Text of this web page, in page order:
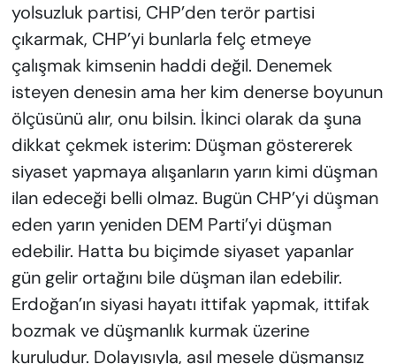
yolsuzluk partisi, CHP’den terör partisi
çıkarmak, CHP’yi bunlarla felç etmeye
çalışmak kimsenin haddi değil. Denemek
isteyen denesin ama her kim denerse boyunun
ölçüsünü alır, onu bilsin. İkinci olarak da şuna
dikkat çekmek isterim: Düşman göstererek
siyaset yapmaya alışanların yarın kimi düşman
ilan edeceği belli olmaz. Bugün CHP’yi düşman
eden yarın yeniden DEM Parti’yi düşman
edebilir. Hatta bu biçimde siyaset yapanlar
gün gelir ortağını bile düşman ilan edebilir.
Erdoğan’ın siyasi hayatı ittifak yapmak, ittifak
bozmak ve düşmanlık kurmak üzerine
kuruludur. Dolayısıyla, asıl mesele düşmansız